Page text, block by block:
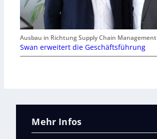
Ausbau in Richtung Supply Chain Management
Swan erweitert die Geschäftsführung
Mehr Infos